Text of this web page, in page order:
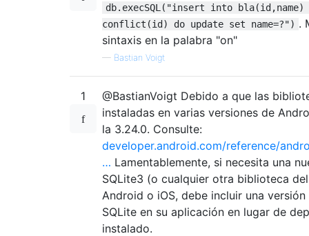
db.execSQL("insert into
conflict(id) do update set name=?") .
sintaxis en la palabra "on"
— Bastian Voigt
1
@BastianVoigt Debido a que las
instaladas en varias versiones de
la 3.24.0. Consulte:
developer.android.com/reference/
… Lamentablemente, si necesita una
SQLite3 (o cualquier otra biblioteca
Android o iOS, debe incluir una
SQLite en su aplicación en lugar de
instalado.